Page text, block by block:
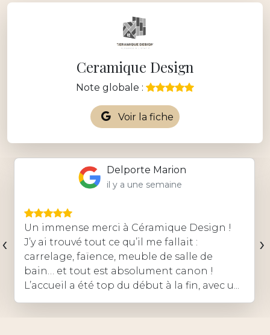
Ceramique Design
Note globale :
Voir la fiche
Delporte Marion
il y a une semaine
Un immense merci à Céramique Design !
J’y ai trouvé tout ce qu’il me fallait :
carrelage, faïence, meuble de salle de
bain… et tout est absolument canon !
L’accueil a été top du début à la fin, avec u...
‹ ›